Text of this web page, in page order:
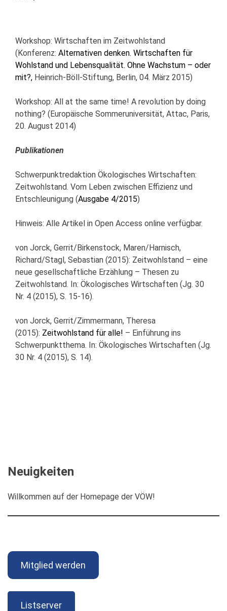
Workshop: Wirtschaften im Zeitwohlstand
(Konferenz: Alternativen denken. Wirtschaften für
Wohlstand und Lebensqualität. Ohne Wachstum – oder
mit?, Heinrich-Böll-Stiftung, Berlin, 04. März 2015)
Workshop: All at the same time! A revolution by doing
nothing? (Europäische Sommeruniversität, Attac, Paris,
20. August 2014)
Publikationen
Schwerpunktredaktion Ökologisches Wirtschaften:
Zeitwohlstand. Vom Leben zwischen Effizienz und
Entschleunigung (Ausgabe 4/2015)
Hinweis: Alle Artikel in Open Access online verfügbar.
von Jorck, Gerrit/Birkenstock, Maren/Harnisch,
Richard/Stagl, Sebastian (2015): Zeitwohlstand – eine
neue gesellschaftliche Erzählung – Thesen zu
Zeitwohlstand. In: Ökologisches Wirtschaften (Jg. 30
Nr. 4 (2015), S. 15-16).
von Jorck, Gerrit/Zimmermann, Theresa
(2015): Zeitwohlstand für alle! – Einführung ins
Schwerpunktthema. In: Ökologisches Wirtschaften (Jg.
30 Nr. 4 (2015), S. 14).
Neuigkeiten
Willkommen auf der Homepage der VÖW!
Mitglied werden
Listserver